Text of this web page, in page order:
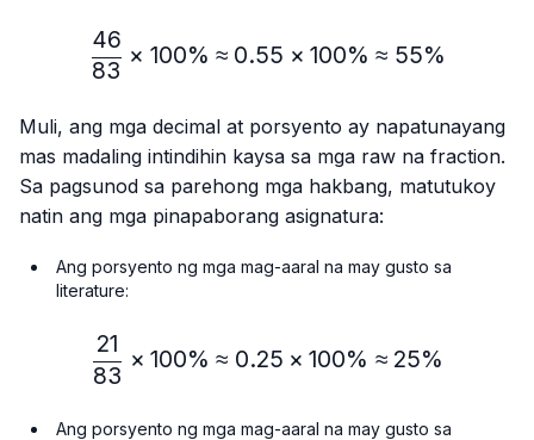
\frac{46}{83} × 100\%
83
46
× 100% ≈ 0.55 × 100% ≈ 55%
Muli, ang mga decimal at porsyento ay napatunayang
mas madaling intindihin kaysa sa mga raw na fraction.
Sa pagsunod sa parehong mga hakbang, matutukoy
natin ang mga pinapaborang asignatura:
Ang porsyento ng mga mag-aaral na may gusto sa
literature:
\frac{21}{83} × 100\% ≈
83
21
× 100% ≈ 0.25 × 100% ≈ 25%
Ang porsyento ng mga mag-aaral na may gusto sa